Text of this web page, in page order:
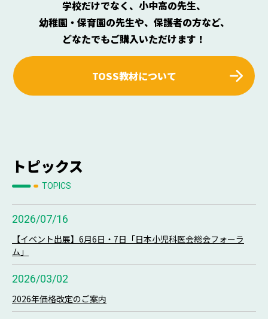
学校だけでなく、小中高の先生、
幼稚園・保育園の先生や、保護者の方など、
どなたでもご購入いただけます！
TOSS教材について
トピックス
TOPICS
2026/07/16
【イベント出展】6月6日・7日「日本小児科医会総会フォーラ
ム」
2026/03/02
2026年価格改定のご案内